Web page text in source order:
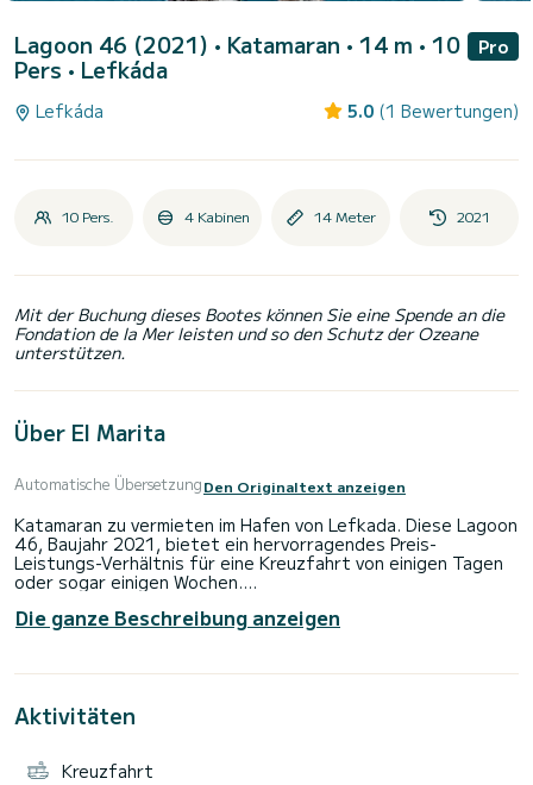
Lagoon 46 (2021) • Katamaran • 14 m • 10
Pers • Lefkáda
Pro
Lefkáda 5.0 (1 Bewertungen)
10 Pers. 4 Kabinen 14 Meter 2021
Mit der Buchung dieses Bootes können Sie eine Spende an die
Fondation de la Mer leisten und so den Schutz der Ozeane
unterstützen.
Über El Marita
Automatische ÜbersetzungDen Originaltext anzeigen
Katamaran zu vermieten im Hafen von Lefkada. Diese Lagoon
46, Baujahr 2021, bietet ein hervorragendes Preis-
Leistungs-Verhältnis für eine Kreuzfahrt von einigen Tagen
oder sogar einigen Wochen.
Das Boot verfügt über 4 Kabinen mit allem Komfort und
bietet Platz für 10 Passagiere. Mit einer Gesamtlänge von
Sie außergewöhnliche Ferien auf den Gewässern des Hafens
Buchungsanfragen und Angebote werden direkt von
Die ganze Beschreibung anzeigen
Aktivitäten
Kreuzfahrt